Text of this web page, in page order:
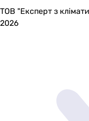
ТОВ "Експерт з
2026